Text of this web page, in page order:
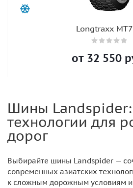
Longtraxx
от 32 550
Шины Landspider:
технологии для
дорог
Выбирайте шины Landspider —
современных азиатских
к сложным дорожным условиям и